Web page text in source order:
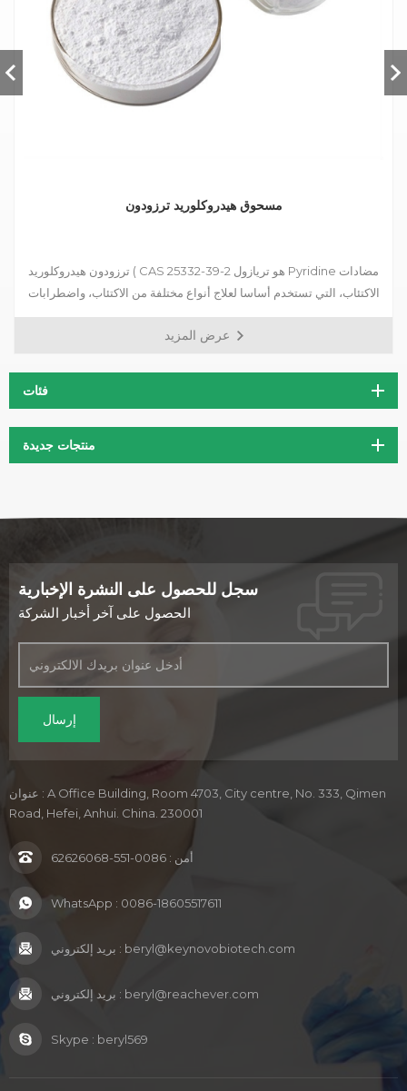
مسحوق هيدروكلوريد ترزودون
ترزودون هيدروكلوريد ( CAS 25332-39-2 هو تريازول Pyridine مضادات
الاكتئاب، التي تستخدم أساسا لعلاج أنواع مختلفة من الاكتئاب، واضطرابات
القلق مصحوبة بأعراض الاكتئابية، واضطرابات المزاج بعد انسحاب
عرض المزيد
فئات
منتجات جديدة
سجل للحصول على النشرة الإخبارية
الحصول على آخر أخبار الشركة
عنوان : A Office Building, Room 4703, City centre, No. 333, Qimen
Road, Hefei, Anhui. China. 230001
أمن : 0086-551-62626068
WhatsApp : 0086-18605517611
بريد إلكتروني : beryl@keynovobiotech.com
بريد إلكتروني : beryl@reachever.com
Skype : beryl569